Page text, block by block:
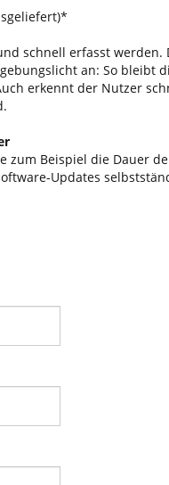
schnell erfasst werden.
an: So bleibt
erkennt der Nutzer
zum Beispiel die Dauer
Updates